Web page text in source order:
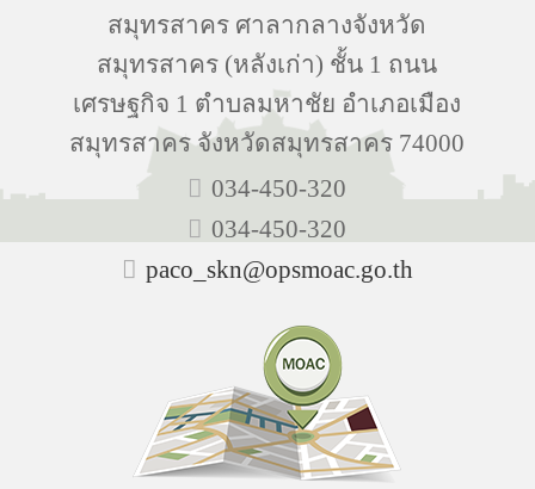
สมุทรสาคร ศาลากลางจังหวัด
สมุทรสาคร (หลังเก่า) ชั้น 1 ถนน
เศรษฐกิจ 1 ตำบลมหาชัย อำเภอเมือง
สมุทรสาคร จังหวัดสมุทรสาคร 74000
034-450-320
034-450-320
paco_skn@opsmoac.go.th